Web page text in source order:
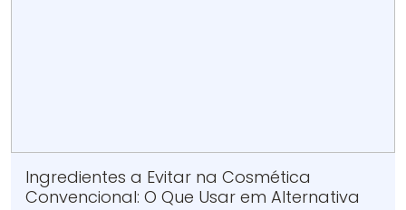
Ingredientes a Evitar na Cosmética
Convencional: O Que Usar em Alternativa